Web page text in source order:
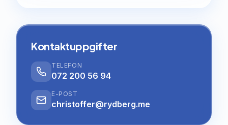
Kontaktuppgifter
TELEFON
072 200 56 94
E-POST
christoffer@rydberg.me